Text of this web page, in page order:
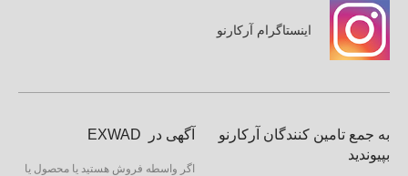
اینستاگرام آرکارنو
به جمع تامین کنندگان آرکارنو
بپیوندید
آگهی در EXWAD
اگر واسطه فروش هستید یا محصول یا